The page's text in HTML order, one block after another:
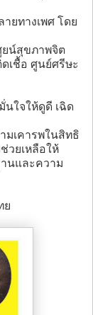
ยทางเพศ โดย
ยน์สุขภาพจิต
เชื้อ ศูนย์ศรีษะ
ใจให้ดูดี เฉิด
มเคารพในสิทธิ
วยเหลือให้
นและความ
ย